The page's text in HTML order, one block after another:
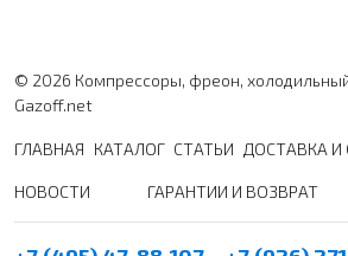
© 2026 Компрессоры, фреон,
Gazoff.net
ГЛАВНАЯ КАТАЛОГ СТАТЬИ ДОСТАВКА
НОВОСТИ ГАРАНТИИ И ВОЗВРАТ